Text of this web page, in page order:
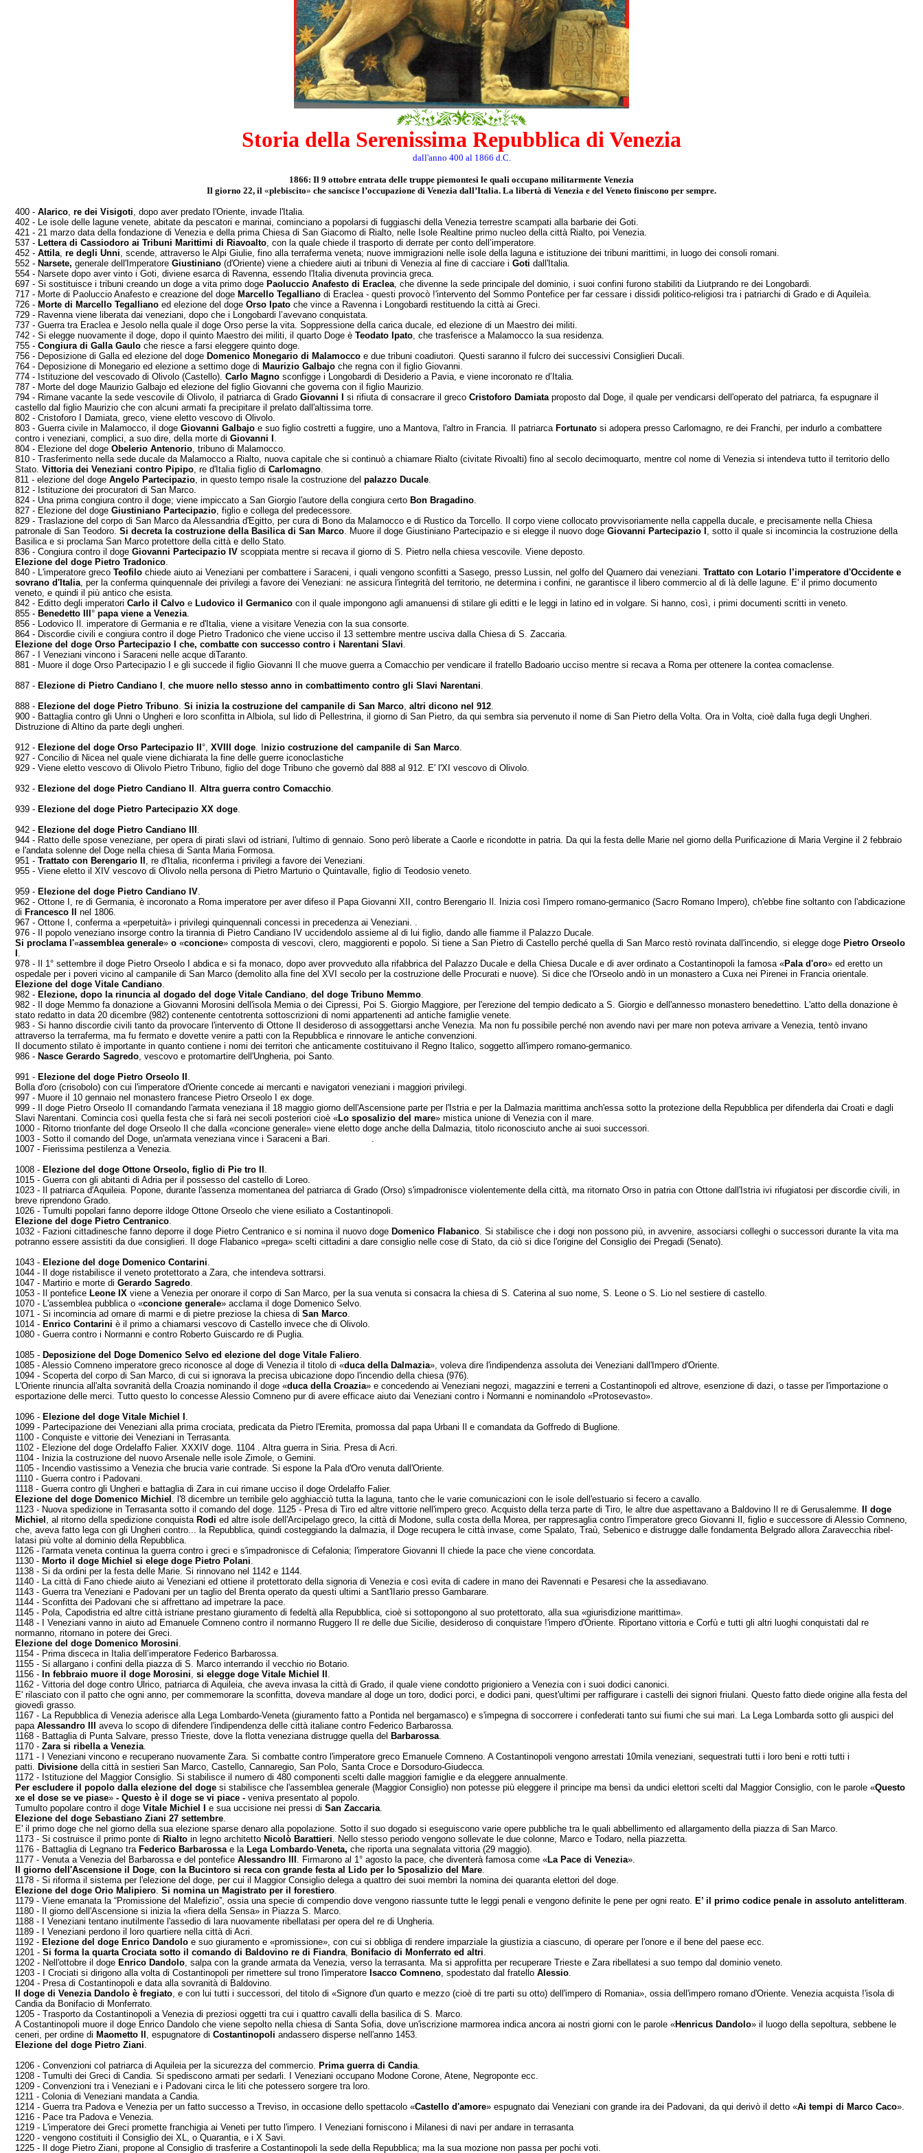
Storia della Serenissima Repubblica di Venezia
dall'anno 400 al 1866 d.C.
1866: Il 9 ottobre entrata delle truppe piemontesi le quali occupano militarmente Ve­nezia
Il giorno 22, il «plebiscito» che sancisce l’occupazione di Venezia dall’Italia. La libertà di Venezia e del Veneto finiscono per sempre.
400 - Alarico, re dei Visigoti, dopo aver predato l'O­riente, invade l'Italia.
402 - Le isole delle lagune venete, abitate da pesca­tori e marinai, cominciano a popolarsi di fug­giaschi della Venezia terrestre scampati alla barbarie dei Goti.
421 - 21 marzo data della fondazione di Venezia e della prima Chiesa di San Giacomo di Rialto, nelle Isole Realtine primo nucleo della città Rialto, poi Venezia.
537 - Lettera di Cassiodoro ai Tribuni Marittimi di Riavoalto, con la quale chiede il trasporto di derrate per conto dell’imperatore.
452 - Attila, re degli Unni, scende, attraverso le Alpi Giulie, fino alla terraferma veneta; nuove im­migrazioni nelle isole della laguna e istituzione dei tribuni marittimi, in luogo dei consoli romani.
552 - Narsete, generale dell'Imperatore Giustiniano(d'Oriente) viene a chiedere aiuti ai tribuni di Venezia al fine di cacciare i Goti dall'Italia.
554 - Narsete dopo aver vinto i Goti, diviene esarca di Ravenna, essendo l'Italia divenuta provin­cia greca.
697 - Si sostituisce i tribuni creando un doge a vita ­primo doge Paoluccio Anafesto di Eraclea, che divenne la sede principale del dominio, i suoi confini furono stabiliti da Liutprando re dei Longobardi.
717 - Morte di Paoluccio Anafesto e creazione del doge Marcello Tegallianodi Eraclea - questi provocò !'intervento del Sommo Pontefice per far cessare i dissidi politico-religiosi tra i patriarchi di Grado e di Aquileìa.
726 - Morte di Marcello Tegallianoed elezione del doge Orso Ipatoche vince a Ravenna i Longo­bardi restituendo la città ai Greci.
729 - Ravenna viene liberata dai veneziani, dopo che i Longobardi l’avevano conquistata.
737 - Guerra tra Eraclea e Jesolo nella quale il doge Orso perse la vita. Soppressione della carica ducale, ed elezione di un Maestro dei militi.
742 - Si elegge nuovamente il doge, dopo il quinto Maestro dei militi, il quarto Doge è Teodato Ipato, che trasferisce a Malamocco la sua resi­denza. ­
755 - Congiura di Galla Gauloche riesce a farsi eleg­gere quinto doge.
756 - Deposizione di Galla ed elezione del doge Do­menico Monegario di Malamoccoe due tribuni coadiutori. Questi saranno il fulcro dei successivi Consiglieri Ducali.
764 - Deposizione di Monegario ed elezione a settimo doge di Maurizio Galbajoche regna con il fi­glio Giovanni.
774 - Istituzione del vescovado di Olivolo (Castello). Carlo Magnosconfigge i Longobardi di Desiderio a Pavia, e viene incoronato re d’Italia.
787 - Morte del doge Maurizio Galbajo ed elezione del figlio Giovanni che governa con il figlio Maurizio.
794 - Rimane vacante la sede vescovile di Olivolo, il patriarca di Grado Giovanni I si rifiuta di consacrare il greco Cristoforo Damiatapropo­sto dal Doge, il quale per vendicarsi dell'ope­rato del patriarca, fa espugnare il
castello dal figlio Maurizio che con alcuni armati fa precipi­tare il prelato dall'altissima torre.
802 - Cristoforo I Damiata, greco, viene eletto ve­scovo di Olivolo.
803 - Guerra civile in Malamocco, il doge Giovanni Galbajoe suo figlio costretti a fuggire, uno a Mantova, l'altro in Francia. Il patriarca Fortu­natosi adopera presso Carlomagno, re dei Franchi, per indurlo a combattere
contro i ve­neziani, complici, a suo dire, della morte di Giovanni I .
804 - Elezione del doge Obelerio Antenorio, tribuno di Malamocco.
810 - Trasferimento nella sede ducale da Malamocco a Rialto, nuova capitale che si continuò a chia­mare Rialto (civitate Rivoalti) fino al secolo decimoquarto, mentre col nome di Venezia si intendeva tutto il territorio dello
Stato. Vittoria dei Veneziani contro Pipipo, re d'Italia figlio di Carlomagno.
811 - elezione del doge Angelo Partecipazio, in questo tempo risale la costruzione del palazzo Ducale.
812 - Istituzione dei procuratori di San Marco.
824 - Una prima congiura contro il doge; viene im­piccato a San Giorgio l'autore della congiura certo Bon Bragadino.
827 - Elezione del doge Giustiniano Partecipazio, fi­glio e collega del predecessore.
829 - Traslazione del corpo di San Marco da Alessan­dria d'Egitto, per cura di Bono da Malamocco e di Rustico da Torcello. Il corpo viene collo­cato provvisoriamente nella cappella ducale, e precisamente nella Chiesa
patronale di San Teo­doro. Si decreta la costruzione della Basilica di San Marco. Muore il doge Giustiniano Partecipazio e si elegge il nuovo dogeGiovanni Partecipazio I , sotto il quale si incomincia la costruzione della
Basilica e si proclama San Marco protettore della città e dello Stato.
836 - Congiura contro il doge Giovanni Partecipazio IVscoppiata mentre si recava il giorno di S. Pie­tro nella chiesa vescovile. Viene deposto.
Elezione del doge Pietro Tradonico.
840 - L'imperatore greco Teofilochiede aiuto ai Ve­neziani per combattere i Saraceni, i quali ven­gono sconfitti a Sasego, presso Lussin, nel golfo del Quarnero dai veneziani. Trattato con Lotario l’imperatore d'Occidente e
sovrano d'Italia, per la conferma quinquennale dei privilegi a favore dei Veneziani: ne assi­cura l'integrità del territorio, ne determina i confini, ne garantisce il libero commercio al di là delle lagune. E' il primo documento
veneto, e quindi il più antico che esista.
842 - Editto degli imperatori Carlo il Calvo eLudovico il Germanicocon il quale impongono agli amanuensi di stilare gli editti e le leggi in latino ed in volgare. Si hanno, così, i primi documenti scritti in veneto.
855 - Benedetto III ° papa viene a Venezia.
856 - Lodovico Il. imperatore di Germania e re d'Ita­lia, viene a visitare Venezia con la sua con­sorte.
864 - Discordie civili e congiura contro il doge Pietro Tradonico che viene ucciso il 13 settembre mentre usciva dalla Chiesa di S. Zaccaria.
Elezione del doge Orso Partecipazio I che, com­batte con successo contro i Narentani Slavi.
867 - I Veneziani vincono i Saraceni nelle acque diTaranto.
881 - Muore il doge Orso Partecipazio I e gli succede il figlio Giovanni Il che muove guerra a Comac­chio per vendicare il fratello Badoario ucciso mentre si recava a Roma per ottenere la con­tea comaclense.
887 - Elezione di Pietro Candiano I , che muore nel­lo stesso anno in combattimento contro gli Slavi Narentani.
888 - Elezione del doge Pietro Tribuno. Si inizia la costruzione del campanile di San Marco, altri dicono nel 912.
900 - Battaglia contro gli Unni o Ungheri e loro scon­fitta in Albiola, sul lido di Pellestrina, il giorno di San Pietro, da qui sembra sia pervenuto il nome di San Pietro della Volta. Ora in Volta, cioè dalla fuga degli Ungheri.
Distruzione di Altino da parte degli ungheri.
912 - Elezione del doge Orso Partecipazio II °, XVIII doge. I nizio costruzione del campanile di San Marco.
927 - Concilio di Nicea nel quale viene dichiarata la fine delle guerre iconoclastiche
929 - Viene eletto vescovo di Olivolo Pietro Tribuno, figlio del doge Tribuno che governò dal 888 al 912. E' l'XI vescovo di Olivolo.
932 - Elezione del doge Pietro Candiano Il . Altra guer­ra contro Comacchio.
939 - Elezione del doge Pietro PartecipazioXX doge.
942 - Elezione del doge Pietro Candiano III .
944 - Ratto delle spose veneziane, per opera di pirati slavi od istriani, l'ultimo di gennaio. Sono però liberate a Caorle e ricondotte in patria. Da qui la festa delle Marie nel giorno della Purifica­zione di Maria Vergine il 2 febbraio
e l'andata solenne del Doge nella chiesa di Santa Maria Formosa.
951 - Trattato con Berengario Il , re d'Italia, riconfer­ma i privilegi a favore dei Veneziani.
955 - Viene eletto il XIV vescovo di Olivolo nella persona di Pietro Marturio o Quintavalle, figlio di Teodosio veneto.
959 - Elezione del doge Pietro Candiano IV.
962 - Ottone I, re di Germania, è incoronato a Roma imperatore per aver difeso il Papa Giovanni XII, contro Berengario Il. Inizia così l'impero romano-germanico (Sacro Romano Impero), ch'ebbe fine soltanto con l'abdicazione
di Fran­cesco Il
nel 1806.
967 - Ottone I, conferma a «perpetuità» i privilegi quinquennali concessi in precedenza ai Vene­ziani. .
976 - Il popolo veneziano insorge contro la tirannia di Pietro Candiano IV uccidendolo assieme al di lui figlio, dando alle fiamme il Palazzo Du­cale.
Si proclama l'«assemblea generale»o«con­cione» composta di vescovi, clero, maggiorenti e popolo. Si tiene a San Pietro di Castello per­ché quella di San Marco restò rovinata dall'in­cendio, si elegge doge Pietro Orseolo
.
978 - Il 1° settembre il doge Pietro Orseolo I abdica e si fa monaco, dopo aver provveduto alla ri­fabbrica del Palazzo Ducale e della Chiesa Du­cale e di aver ordinato a Costantinopoli la fa­mosa «Pala d'oro» ed eretto un
ospedale per i poveri vicino al campanile di San Marco (de­molito alla fine del XVI secolo per la costru­zione delle Procurati e nuove). Si dice che l'Or­seolo andò in un monastero a Cuxa nei Pirenei in Fran­cia orientale.
Elezione del doge Vitale Candiano.
982 - Elezione, dopo la rinuncia al dogado del doge Vitale Candiano, del doge Tribuno Memmo.
982 - Il doge Memmo fa donazione a Giovanni Moro­sini dell'isola Memia o dei Cipressi, Poi S. Giorgio Maggiore, per l'erezione del tempio dedicato a S. Giorgio e dell'annesso monastero benedettino. L'atto della donazione è
stato re­datto in data 20 dicembre (982) contenente centotrenta sottoscrizioni di nomi appartenenti ad antiche famiglie venete.
983 - Si hanno discordie civili tanto da provocare l'intervento di Ottone Il desideroso di assog­gettarsi anche Venezia. Ma non fu possibile perché non avendo navi per mare non poteva arrivare a Venezia, tentò invano
attraverso la terraferma, ma fu fermato e dovette venire a patti con la Repubblica e rinnovare le antiche convenzioni.
Il documento stilato è importante in quanto contiene i nomi dei territori che anticamente costituivano il Regno Italico, sog­getto all'impero romano-germanico.
986 - Nasce Gerardo Sagredo, vescovo e protomar­tire dell'Ungheria, poi Santo.
991 - Elezione del doge Pietro Orseolo II .
Bolla d'oro (crisobolo) con cui l'imperatore d'Oriente concede ai mercanti e navigatori veneziani i maggiori privilegi.
997 - Muore iI 10 gennaio nel monastero francese Pietro Orseolo I ex doge.
999 - Il doge Pietro Orseolo II comandando l'armata veneziana il 18 maggio giorno dell'Ascensione parte per l'Istria e per la Dalmazia marittima anch'essa sotto la protezione della Repubblica per difenderla dai Croati e dagli
Slavi Naren­tani. Comincia così quella festa che si farà nei secoli posteriori cioè «Lo sposalizio del mare» mistica unione di Venezia con il mare.
1000 - Ritorno trionfante del doge Orseolo Il che dalla «concione generale» viene eletto doge anche della Dalmazia, titolo riconosciuto anche ai suoi successori.
1003 - Sotto il comando del Doge, un'armata vene­ziana vince i Saraceni a Bari. .
1007 - Fierissima pestilenza a Venezia.
1008 - Elezione del doge Ottone Orseolo, figlio di Pie tro Il .
1015 - Guerra con gli abitanti di Adria per il possesso del castello di Loreo.
1023 - Il patriarca d'Aquileia. Popone, durante l'as­senza momentanea del patriarca di Grado (Or­so) s'impadronisce violentemente della città, ma ritornato Orso in patria con Ottone dal­l'Istria ivi rifugiatosi per discordie civili, in
breve riprendono Grado.
1026 - Tumulti popolari fanno deporre ildoge Ottone Orseolo che viene esiliato a Costantinopoli.
Elezione del doge Pietro Centranico.
1032 - Fazioni cittadinesche fanno deporre il doge Pie­tro Centranico e si nomina il nuovo doge Do­menico Flabanico. Si stabilisce che i dogi non possono più, in avvenire, associarsi colleghi o successori du­rante la vita ma
potranno essere assistiti da due consiglieri. Il doge Flabanico «prega» scelti cittadini a dare consiglio nelle cose di Stato, da ciò si dice l'origine del Consiglio dei Pre­gadi (Senato).
1043 - Elezione del doge Domenico Contarini.
1044 - Il doge ristabilisce il veneto protettorato a Zara, che intendeva sottrarsi.
1047 - Martirio e morte di Gerardo Sagredo.
1053 - Il pontefice Leone IXviene a Venezia per ono­rare il corpo di San Marco, per la sua venuta si consacra la chiesa di S. Caterina al suo nome, S. Leone o S. Lio nel sestiere di castello.
1070 - L'assemblea pubblica o «concione generale» acclama il doge Domenico Selvo.
1071 - Si incomincia ad ornare di marmi e di pietre preziose la chiesa di San Marco.
1014 - Enrico Contarini è il primo a chiamarsi vescovo di Castello invece che di Olivolo.
1080 - Guerra contro i Normanni e contro Roberto Guiscardo re di Puglia.
1085 - Deposizione del Doge Domenico Selvo ed ele­zione del doge Vitale Faliero.
1085 - Alessio Comneno imperatore greco riconosce al doge di Venezia il titolo di «duca della Dal­mazia», voleva dire l'indipendenza assoluta dei Veneziani dall'Impero d'Oriente.
1094 - Scoperta del corpo di San Marco, di cui si igno­rava la precisa ubicazione dopo l'incendio della chiesa (976).
L'Oriente rinuncia all'alta sovranità della Croa­zia nominando il doge «duca della Croazia» e concedendo ai Veneziani negozi, magazzini e terreni a Costantinopoli ed altrove, esenzione di dazi, o tasse per l'importazione o
esporta­zione delle merci. Tutto questo lo concesse Alessio Comneno pur di avere efficace aiuto dai Veneziani contro i Normanni e nominandolo «Protosevasto».
1096 - Elezione del doge Vitale Michiel I .
1099 - Partecipazione dei Veneziani alla prima cro­ciata, predicata da Pietro l'Eremita, promossa dal papa Urbani Il e comandata da Goffredo di Buglione.
1100 - Conquiste e vittorie dei Veneziani in Terrasanta.
1102 - Elezione del doge Ordelaffo Falier. XXXIV doge. 1104 . Altra guerra in Siria. Presa di Acri.
1104 - Inizia la costruzione del nuovo Arsenale nelle isole Zimole, o Gemini.
1105 - Incendio vastissimo a Venezia che brucia varie contrade. Si espone la Pala d'Oro venuta dal­l'Oriente.
1110 - Guerra contro i Padovani.
1118 - Guerra contro gli Ungheri e battaglia di Zara in cui rimane ucciso il doge Ordelaffo Falier.
Elezione del doge Domenico MichieI . l'8 dicembre un terribile gelo agghiacciò tutta la laguna, tanto che le varie comunicazioni con le isole dell'estuario si fecero a cavallo.
1123 - Nuova spedizione in Terrasanta sotto il coman­do del doge. 1125 - Presa di Tiro ed altre vittorie nell'impero greco. Acquisto della terza parte di Tiro, le altre due aspettavano a Baldovino Il re di Gerusalemme.
Il doge
Michiel , al ritorno della spedizione conquista Rodi ed altre isole dell'Arcipelago greco, la città di Modone, sulla costa della Morea, per rappresaglia contro l'imperatore greco Giovanni Il, figlio e successore di Alessio Comneno,
che, aveva fatto lega con gli Un­gheri contro... la Repubblica, quindi costeggian­do la dalmazia, il Doge recupera le città invase, come Spalato, Traù, Sebenico e distrugge dalle fondamenta Belgrado allora Zaravecchia ribel­
latasi più volte al dominio della Repubblica.
1126 - l'armata veneta continua la guerra contro i greci e s'impadronisce di Cefalonia; l'impera­tore Giovanni Il chiede la pace che viene con­cordata.
1130 - Morto il doge Michiel si elege doge Pietro Polani.
1138 - Si da ordini per la festa delle Marie. Si rinno­vano nel 1142 e 1144.
1140 - La città di Fano chiede aiuto ai Veneziani ed ottiene il protettorato della signoria di Venezia e così evita di cadere in mano dei Ravennati e Pesaresi che la assediavano.
1143 - Guerra tra Veneziani e Padovani per un taglio del Brenta operato da questi ultimi a Sant'lIario presso Gambarare.
1144 - Sconfitta dei Padovani che si affrettano ad im­petrare la pace.
1145 - Pola, Capodistria ed altre città istriane pre­stano giuramento di fedeltà alla Repubblica, cioè si sottopongono al suo protettorato, alla sua «giurisdizione marittima».
1148 - I Veneziani vanno in aiuto ad Emanuele Comneno contro il normanno Ruggero Il re delle due Sicilie, desideroso di conquistare !'impero d'Oriente. Riportano vittoria e Corfù e tutti gli altri luoghi conquistati dal re
normanno, ritor­nano in potere dei Greci.
Elezione del doge Domenico Morosini.
1154 - Prima disceca in Italia dell’imperatore Federico Barbarossa.
1155 - Si allargano i confini della piazza di S. Marco interrando il vecchio rio Botario.
1156 - In febbraio muore il doge Morosini, si elegge doge Vitale Michiel Il .
1162 - Vittoria del doge contro Ulrico, patriarca di Aquileia, che aveva invasa la città di Grado, il quale viene condotto prigioniero a Venezia con i suoi dodici canonici.
E' rilasciato con il patto che ogni anno, per commemorare la sconfitta, doveva mandare al doge un toro, dodici porci, e dodici pani, quest'ultimi per raffigurare i ca­stelli dei signori friulani. Questo fatto diede origine alla festa del
giovedì grasso.
1167 - La Repubblica di Venezia aderisce alla Lega Lombardo-Veneta (giuramento fatto a Pontida nel ber­gamasco) e s'impegna di soccorrere i confe­derati tanto sui fiumi che sui mari. La Lega Lombarda sotto gli auspici del
papa Alessan­dro III
aveva lo scopo di difendere l'indipen­denza delle città italiane contro Federico Bar­barossa.
1168 - Battagliadi Punta Salvare, presso Trieste, dove la flotta veneziana distrugge quella del Barbarossa.
1170 - Zara si ribella a Venezia.
1171 - I Veneziani vincono e recuperano nuovamente Zara. Si combatte contro l'imperatore greco Emanuele Comneno. A Costantinopoli vengono arrestati 10mila veneziani, sequestrati tutti i loro beni e rotti tutti i
patti. Divisionedella città in sestieri SanMarco, Ca­stello, Cannaregio, San Polo, Santa Croce e Dorso­duro-Giudecca.
1172- Istituzione del Maggior Consiglio. Si stabilisce il numero di 480 componenti scelti dalle mag­giori famiglie e da eleggere annualmente.
Per escludere il popolo dalla elezione del doge si stabilisce che l'assemblea generale (Mag­gior Consiglio) non potesse più eleggere il principe ma bensì da undici elettori scelti dal Maggior Consiglio, con le parole «Questo
xe el dose se ve piase»- Questo è il doge se vi piace -veniva presentato al popolo.
Tumulto popolare contro il doge Vitale Michiel I e sua uccisione nei pressi di San Zaccaria.
Elezione del doge Sebastiano Ziani 27 set­tembre.
E' il primo doge che nel giorno della sua elezione sparse denaro alla popolazione. Sotto il suo dogado si eseguiscono varie opere pubbliche tra le quali abbellimento ed allarga­mento della piazza di San Marco.
1173 - Si costruisce il primo ponte di Rialtoin legno architetto Nicolò Barattieri. Nello stesso perio­do vengono sollevate le due colonne, Marco e Todaro, nella piazzetta.
1176 - Battaglia di Legnano tra Federico Barbarossae la Lega Lombardo-Veneta, che riporta una segnalata vittoria (29 maggio).
1177 - Venuta a Venezia del Barbarossa e del ponte­ficeAlessandro III . Firmarono al 1° agosto la pace, che diventerà famosa come «La Pace di Venezia».
giorno dell'Ascensione il Doge, con la Bu­cintoro si reca con grande festa al Lido per lo Sposalizio del Mare.
1178 - Si riforma il sistema per l'elezione del doge, per cui il Maggior Consiglio delega a quattro dei suoi membri la nomina dei quaranta elettori del doge.
Elezione del doge Orio Malipiero. Si nomina un Magistrato per il forestiero.
1179 - Viene emanata la “Promissione del Malefizio”, ossia una specie di compendio dove vengono riassunte tutte le leggi penali e vengono definite le pene per ogni reato. E’ il primo codice penale in assoluto antelitteram.
1180 - Il giorno dell'Ascensione si inizia la «fiera della Sensa» in Piazza S. Marco.
1188 - I Veneziani tentano inutilmente l'assedio di la­ra nuovamente ribellatasi per opera del re di Ungheria.
1189 - I Veneziani perdono il loro quartiere nella città di Acri.
1192 - Elezione del doge Enrico Dandoloe suo giura­mento e «promissione», con cui si obbliga di rendere imparziale la giustizia a ciascuno, di operare per l'onore e il bene del paese ecc.
1201 - Si forma la quarta Crociata sotto il comando di Baldovino re di Fiandra, Bonifacio di Mon­ferrato ed altri.
1202 - Nell'ottobre il doge Enrico Dandolo, salpa con la grande armata da Venezia, verso la terra­santa. Ma si approfitta per recuperare Trieste e Zara ribellatesi a suo tempo dal dominio veneto.
1203 - I Crociati si dirigono alla volta di Costantino­poli per rimettere sul trono l'imperatore Isacco Comneno, spodestato dal fratello Alessio.
1204 - Presa di Costantinopoli e data alla sovranità di Baldovino.
Il doge di Venezia Dandolo è fregiato, e con lui tutti i successori, del titolo di «Signore d'un quarto e mezzo (cioè di tre parti su otto) dell'impero di Romania», ossia dell'impero ro­mano d'Oriente. Venezia acquista !'isola di
Candia da Bonifacio di Monferrato.
1205 - Trasporto da Costantinopoli a Venezia di pre­ziosi oggetti tra cui i quattro cavalli della basi­lica di S. Marco.
A Costantinopoli muore il doge Enrico Dandolo che viene sepolto nella chiesa di Santa Sofia, dove un'iscrizione marmorea indica ancora ai nostri giorni con le parole «Henricus Dandolo» il luo­go della sepoltura, sebbene le
ceneri, per ordi­ne di Maometto Il , espugnatore di Costanti­nopoli andassero disperse nell'anno 1453.
Elezione del doge Pietro Ziani.
1206 - Convenzioni col patriarca di Aquileia per la si­curezza del commercio. Prima guerra di Candia.
1208 - Tumulti dei Greci di Candia. Si spediscono ar­mati per sedarli. I Veneziani occupano Modone Corone, Atene, Negroponte ecc.
1209 - Convenzioni tra i Veneziani e i Padovani circa le liti che potessero sorgere tra loro.
1211 - Colonia di Veneziani mandata a Candia.
1214 - Guerra tra Padova e Venezia per un fatto suc­cesso a Treviso, in occasione dello spettacolo «Castello d'amore» espugnato dai Veneziani con grande ira dei Padovani, da qui derivò il detto «Ai tempi di Marco Caco».
1216 - Pace tra Padova e Venezia.
1219 - L'imperatore dei Greci promette franchigia ai Veneti per tutto l'impero. I Veneziani fornisco­no i Milanesi di navi per andare in terrasanta
1220 - vengono costituiti il Consiglio dei XL, o Quarantia, e i X Savi.
1225 - Il doge Pietro Ziani, propone al Consiglio di trasferire a Costantinopoli la sede della Repub­blica; ma la sua mozione non passa per pochi voti.